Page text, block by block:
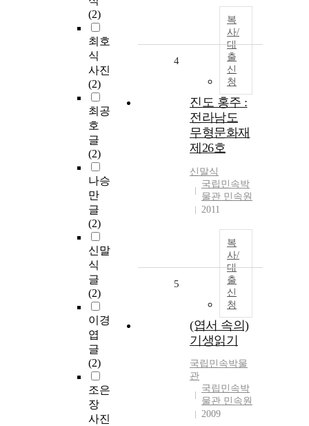
(2)
최호
식
사진
(2)
최공
호
글
(2)
나승
만
글
(2)
신말
식
글
(2)
이경
엽
글
(2)
조은
장
사진
복
사/
대
출
신
청
4
진도 홍주 :
전라남도
무형문화재
제26호
신말식
국립민속박
물관 민속원
2011
복
사/
대
출
신
청
5
(엽서 속의)
기생읽기
국립민속박물
관
국립민속박
물관 민속원
2009